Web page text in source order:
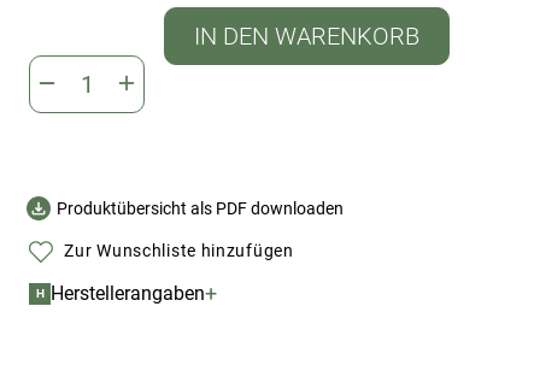
IN DEN WARENKORB
Produktübersicht als PDF downloaden
Zur Wunschliste hinzufügen
H Herstellerangaben+